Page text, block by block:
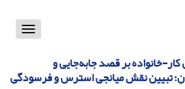
Toggle
خانواده بر قصد جابه‌جایی و
تبیین نقش میانجی استرس و فرسودگی